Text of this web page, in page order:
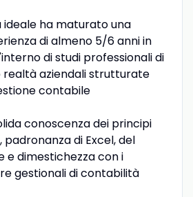
ha maturato una
di almeno 5/6 anni in
di studi professionali di
aziendali strutturate
contabile
conoscenza dei principi
di Excel, del
dimestichezza con i
gestionali di contabilità